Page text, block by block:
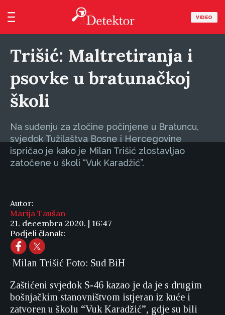
VIDEO
Trišić: Maltretiranja i
psovke u bratunačkoj
školi
Na suđenju za zločine počinjene u Bratuncu,
svjedok Tužilaštva Bosne i Hercegovine
ispričao je kako je Milan Trišić zlostavljao
zatočene u školi “Vuk Karadžić”.
Autor:
Marija Taušan
21. decembra 2020. | 16:47
Podjeli članak:
Milan Trišić Foto: Sud BiH
Zaštićeni svjedok S-46 kazao je da je s drugim
bošnjačkim stanovništvom istjeran iz kuće i
zatvoren u školu “Vuk Karadžić”, gdje su bili